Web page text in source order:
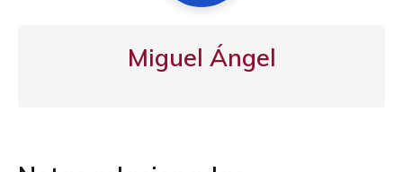
Miguel Ángel